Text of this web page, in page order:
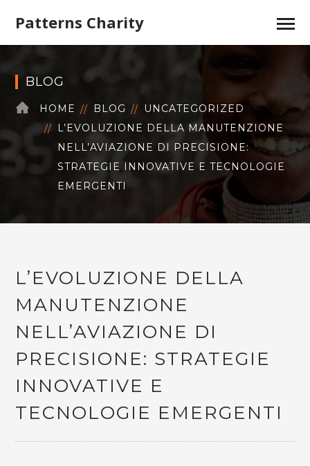
Patterns Charity
BLOG
HOME BLOG
UNCATEGORIZED
L’EVOLUZIONE DELLA MANUTENZIONE
NELL’AVIAZIONE DI PRECISIONE:
STRATEGIE INNOVATIVE E TECNOLOGIE
EMERGENTI
L’EVOLUZIONE DELLA
MANUTENZIONE
NELL’AVIAZIONE DI
PRECISIONE: STRATEGIE
INNOVATIVE E
TECNOLOGIE EMERGENTI